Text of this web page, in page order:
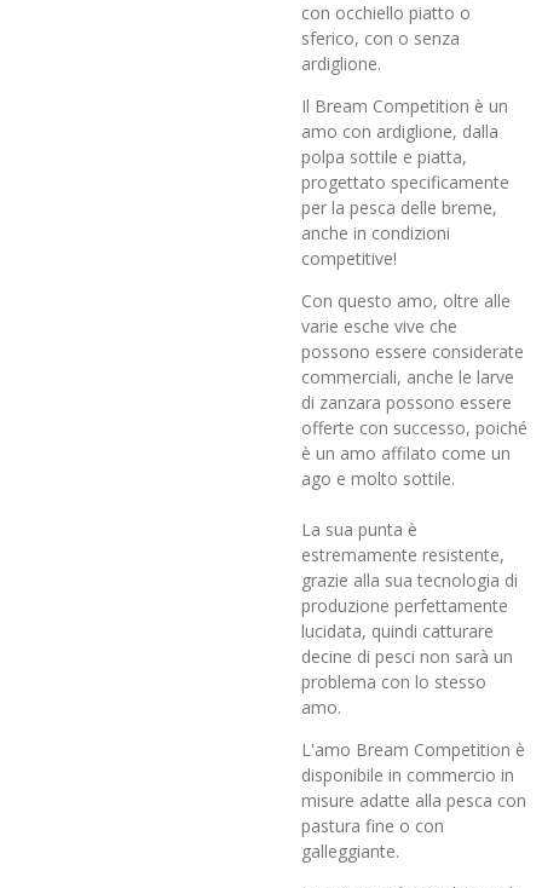
con occhiello piatto o
sferico, con o senza
ardiglione.
Il Bream Competition è un
amo con ardiglione, dalla
polpa sottile e piatta,
progettato specificamente
per la pesca delle breme,
anche in condizioni
competitive!
Con questo amo, oltre alle
varie esche vive che
possono essere considerate
commerciali, anche le larve
di zanzara possono essere
offerte con successo, poiché
è un amo affilato come un
ago e molto sottile.
La sua punta è
estremamente resistente,
grazie alla sua tecnologia di
produzione perfettamente
lucidata, quindi catturare
decine di pesci non sarà un
problema con lo stesso
amo.
L'amo Bream Competition è
disponibile in commercio in
misure adatte alla pesca con
pastura fine o con
galleggiante.